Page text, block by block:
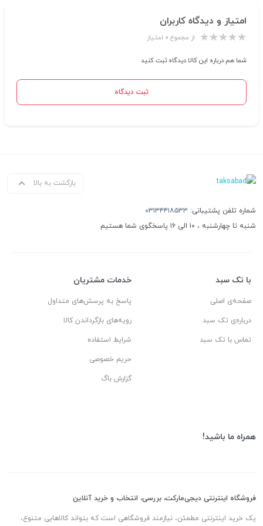
امتیاز و دیدگاه کاربران
از مجموع ۰ امتیاز
شما هم درباره این کالا دیدگاه ثبت کنید
ثبت دیدگاه
بازگشت به بالا
شماره تلفن پشتیبانی: ۰۳۱۳۴۴۱۸۵۳۳
شنبه تا چهارشنبه ، ۱۰ الی ۱۶ پاسخگوی شما هستیم
با تک سبد
صفحه‌ی اصلی
درباره‌ی تک سبد
تماس با تک سبد
خدمات مشتریان
پاسخ به پرسش‌های متداول
رویه‌های بازگرداندن کالا
شرایط استفاده
حریم خصوصی
گزارش باگ
همراه ما باشید!
فروشگاه اینترنتی دیجی‌مارکت، بررسی، انتخاب و خرید آنلاین
یک خرید اینترنتی مطمئن، نیازمند فروشگاهی است که بتواند کالاهایی متنوع،